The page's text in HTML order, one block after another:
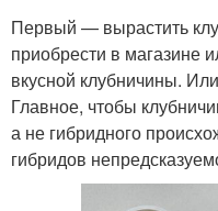
Первый — вырастить
приобрести в магазине
вкусной клубничины.
Главное, чтобы
а не гибридного
гибридов